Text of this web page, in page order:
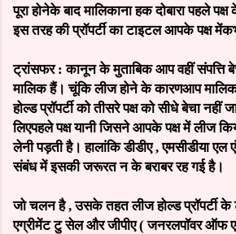
पूराहोनेकेबादमालिकानाहकदोबारापहलेपक्ष
इसतरहकीप्रॉपर्टीकाटाइटलआपकेपक्षमें
ट्रांसफर:कानूनकेमुताबिकआपवहींसंपत्ति
मालिकहैं।चूंकिलीजहोनेकेकारणआप
होल्डप्रॉपर्टीकोतीसरेपक्षकोसीधेबेचानहीं
लिएपहलेपक्षयानीजिसनेआपकेपक्षमेंलीज
लेनीपड़तीहै।हालांकिडीडीए,एमसीडीयाएल
संबंधमेंइसकीजरूरतनकेबराबररहगईहै।
जोचलनहै,उसकेतहतलीजहोल्डप्रॉपर्टीके
एग्रीमेंटटुसेलऔरजीपीए(जनरलपॉवरऑफ